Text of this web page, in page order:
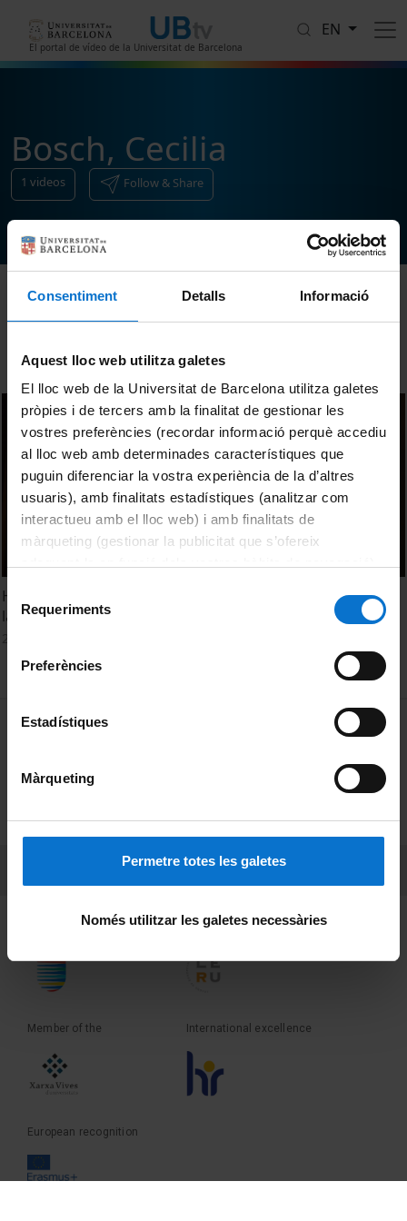
Consentiment Detalls Informació
Aquest lloc web utilitza galetes
El lloc web de la Universitat de Barcelona utilitza galetes
pròpies i de tercers amb la finalitat de gestionar les
vostres preferències (recordar informació perquè accediu
al lloc web amb determinades característiques que
puguin diferenciar la vostra experiència de la d’altres
usuaris), amb finalitats estadístiques (analitzar com
interactueu amb el lloc web) i amb finalitats de
màrqueting (gestionar la publicitat que s’ofereix
consultar laPolítica de galetes del lloc web de la
Requeriments
Preferències
Estadístiques
Màrqueting
Permetre totes les galetes
Només utilitzar les galetes necessàries
El portal de vídeo de la Universitat de Barcelona
EN
Bosch, Cecilia
1 videos Follow & Share
Sort
Homenatge a Pere Bosch Gimpera en el cinquantenari de
la seva mort
MENÚ PEU 1
Terms and privacy
Founder of the Member of the
Member of the International excellence
European recognition